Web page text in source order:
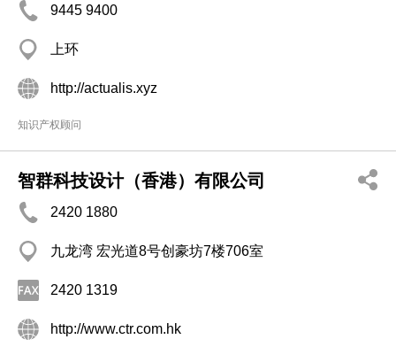
9445 9400
上环
http://actualis.xyz
知识产权顾问
智群科技设计（香港）有限公司
2420 1880
九龙湾 宏光道8号创豪坊7楼706室
2420 1319
http://www.ctr.com.hk